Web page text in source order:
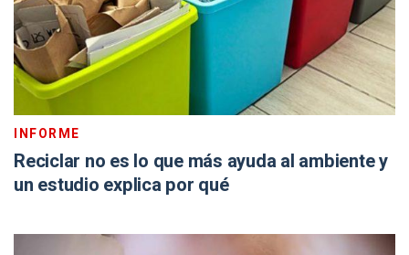
INFORME
Reciclar no es lo que más ayuda al ambiente y
un estudio explica por qué